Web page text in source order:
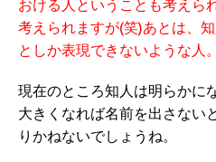
おける人ということも考えら
考えられますが(笑)あとは、
としか表現できないような人。
現在のところ知人は明らかに
大きくなれば名前を出さない
りかねないでしょうね。